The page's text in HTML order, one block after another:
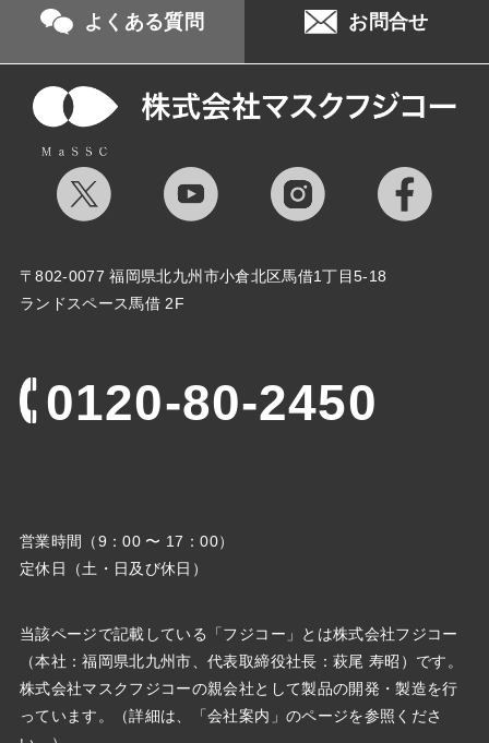
よくある質問 お問合せ
〒802-0077 福岡県北九州市小倉北区馬借1丁目5-18
ランドスペース馬借 2F
営業時間（9：00 〜 17：00）
定休日（土・日及び休日）
0120-80-2450
当該ページで記載している「フジコー」とは株式会社フジコー
（本社：福岡県北九州市、代表取締役社⻑：萩尾 寿昭）です。
株式会社マスクフジコーの親会社として製品の開発・製造を行
っています。（詳細は、「会社案内」のページを参照くださ